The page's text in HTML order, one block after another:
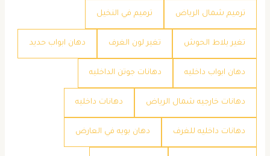
ترميم شمال الرياض ترميم في النخيل
تغير بلاط الحوش تغير لون الغرف دهان ابواب حديد
دهان ابواب داخليه دهانات جوتن الداخليه
دهانات خارجيه شمال الرياض دهانات داخليه
دهانات داخليه للغرف دهان بويه في العارض